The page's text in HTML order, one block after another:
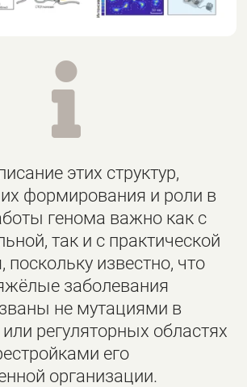

этих структур,
формирования и роли в
генома важно как с
так и с практической
поскольку известно, что
заболевания
не мутациями в
регуляторных областях
его
организации.